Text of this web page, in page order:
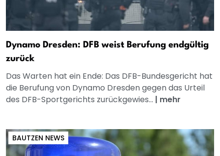
Dynamo Dresden: DFB weist Berufung endgültig
zurück
Das Warten hat ein Ende: Das DFB-Bundesgericht hat
die Berufung von Dynamo Dresden gegen das Urteil
des DFB-Sportgerichts zurückgewies... | mehr
BAUTZEN NEWS